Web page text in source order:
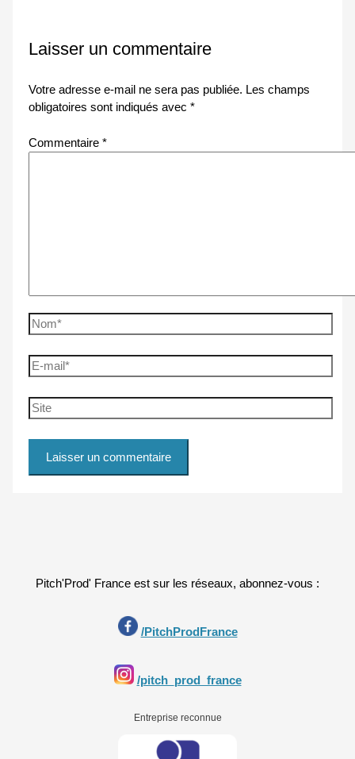
Laisser un commentaire
Votre adresse e-mail ne sera pas publiée. Les champs
obligatoires sont indiqués avec*
Commentaire*
Nom*
E-
mail*
Site
Pitch'Prod' France est sur les réseaux, abonnez-vous :
/PitchProdFrance
/pitch_prod_france
Entreprise reconnue